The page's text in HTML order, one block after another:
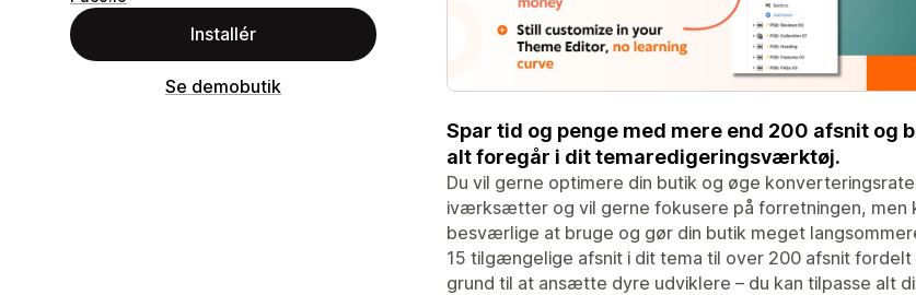
Installér
Se demobutik
Spar tid og penge med mere end 200 afsnit og
alt foregår i dit temaredigeringsværktøj.
Du vil gerne optimere din butik og øge
iværksætter og vil gerne fokusere på forretningen,
besværlige at bruge og gør din butik meget
15 tilgængelige afsnit i dit tema til over 200 afsnit
grund til at ansætte dyre udviklere – du kan tilpasse alt